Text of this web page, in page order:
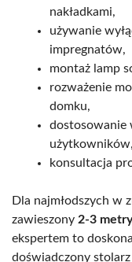
nakładkami,
używanie
impregnatów,
montaż lamp
rozważenie
domku,
dostosowanie
użytkowników,
konsultacja
Dla najmłodszych w
zawieszony 2-3
ekspertem to
doświadczony